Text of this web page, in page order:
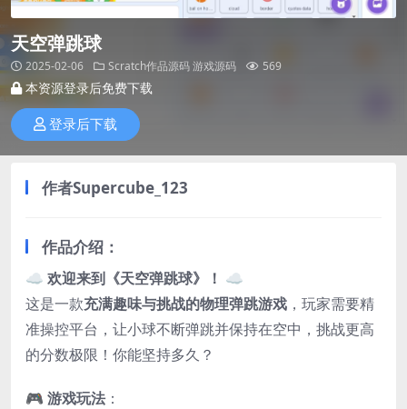
天空弹跳球
2025-02-06 Scratch作品源码游戏源码 569
本资源登录后免费下载
登录后下载
作者Supercube_123
作品介绍：
☁️ 欢迎来到《天空弹跳球》！ ☁️
这是一款充满趣味与挑战的物理弹跳游戏 ，玩家需要精
准操控平台，让小球不断弹跳并保持在空中，挑战更高
的分数极限！你能坚持多久？
🎮 游戏玩法 ：